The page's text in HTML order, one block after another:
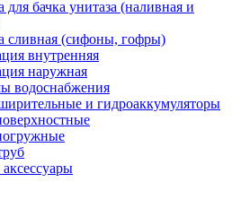
для бачка унитаза (наливная и
сливная (сифоны, гофры)
внутренняя
наружная
водоснабжения
и гидроаккумуляторы